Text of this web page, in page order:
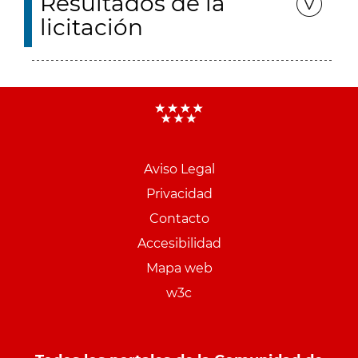
licitación
Aviso Legal
Privacidad
Contacto
Accesibilidad
Mapa web
w3c